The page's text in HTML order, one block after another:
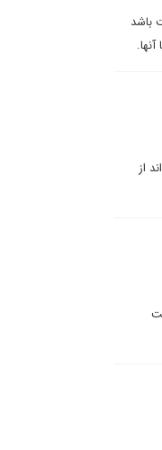
باشد
از